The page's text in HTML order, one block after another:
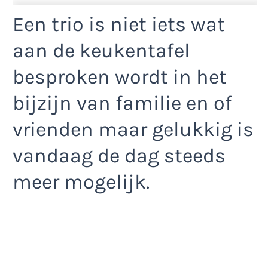
Een trio is niet iets wat
aan de keukentafel
besproken wordt in het
bijzijn van familie en of
vrienden maar gelukkig is
vandaag de dag steeds
meer mogelijk.